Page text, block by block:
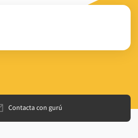
Contacta con gurú